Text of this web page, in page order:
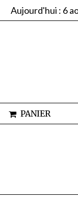
Aujourd'hui : 6
PANIER